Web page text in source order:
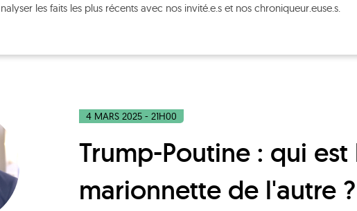
les faits les plus récents avec nos invité.e.s et nos chroniqueur.euse.s.
4 MARS 2025 - 21H00
Trump-Poutine : qui est la
marionnette de l'autre ?